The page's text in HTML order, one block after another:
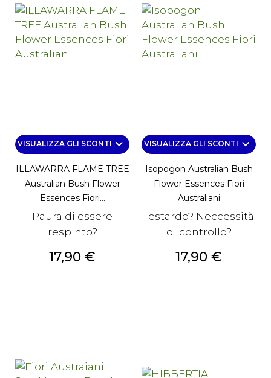
VISUALIZZA GLI SCONTI keyboard_arrow_down
ILLAWARRA FLAME TREE
Australian Bush Flower
Essences Fiori...
Paura di essere
respinto?
Prezzo
17,90 €
VISUALIZZA GLI SCONTI keyboard_arrow_down
Isopogon Australian Bush
Flower Essences Fiori
Australiani
Testardo? Neccessità
di controllo?
Prezzo
17,90 €